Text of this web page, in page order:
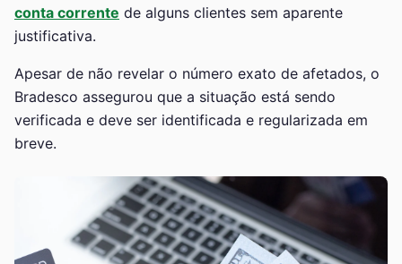
conta corrente de alguns clientes sem aparente
justificativa.
Apesar de não revelar o número exato de afetados, o
Bradesco assegurou que a situação está sendo
verificada e deve ser identificada e regularizada em
breve.